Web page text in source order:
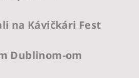
na Kávičkári Fest
Dublinom-om